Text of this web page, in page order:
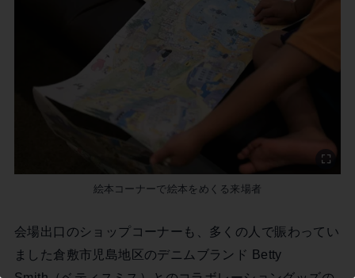
絵本コーナーで絵本をめくる来場者
会場出口のショップコーナーも、多くの人で賑わってい
ました倉敷市児島地区のデニムブランド Betty
この記事を書いた市民ライター
高石真梨子